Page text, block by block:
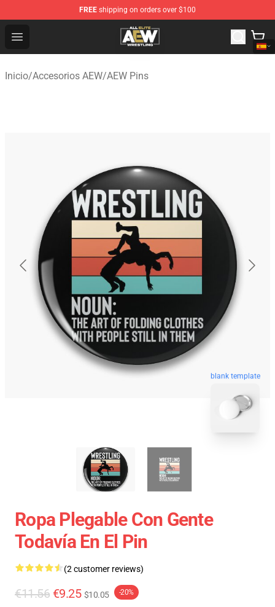
FREE shipping on orders over $100
Open menu
Aew Shop ⚡️ Official Aew Merchandise Store
Inicio/Accesorios AEW/AEW Pins
blank template
Ropa Plegable Con Gente
Todavía En El Pin
(2 customer reviews)
€11.56 €9.25 $10.05 -20%